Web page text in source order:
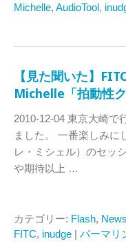
Michelle, AudioTool,
【見た聞いた】
Michelle「拍動性
2010-12-04 東京大崎で
ました。 一番楽しみに
レ・ミシェル）のセッ
や期待以上 …
カテゴリー: Flash, News
FITC, inudge | パーマリ